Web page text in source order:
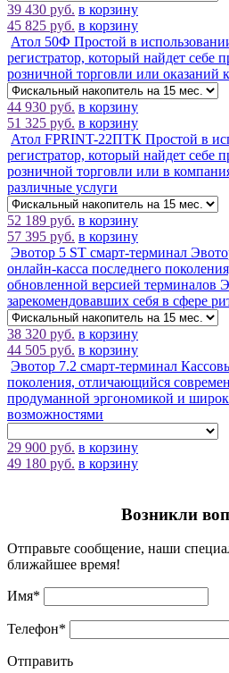
39 430 руб. в корзину
45 825 руб. в корзину
Атол 50Ф Простой в
регистратор, который найдет себе
розничной торговли или оказаний
44 930 руб. в корзину
51 325 руб. в корзину
Атол FPRINT-22ПТК Простой в
регистратор, который найдет себе
розничной торговли или в
различные услуги
52 189 руб. в корзину
57 395 руб. в корзину
Эвотор 5 ST смарт-терминал
онлайн-касса последнего
обновленной версией терминалов
зарекомендовавших себя в сфере
38 320 руб. в корзину
44 505 руб. в корзину
Эвотор 7.2 смарт-терминал
поколения, отличающийся
продуманной эргономикой и
возможностями
29 900 руб. в корзину
49 180 руб. в корзину
Возникли
Отправьте сообщение, наши
ближайшее время!
Имя*
Телефон*
Отправить